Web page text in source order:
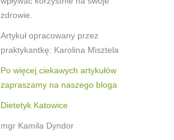
zdrowie.
Artykuł opracowany przez
praktykantkę: Karolina Misztela
Po więcej ciekawych artykułów
zapraszamy na naszego bloga
Dietetyk Katowice
mgr Kamila Dyndor